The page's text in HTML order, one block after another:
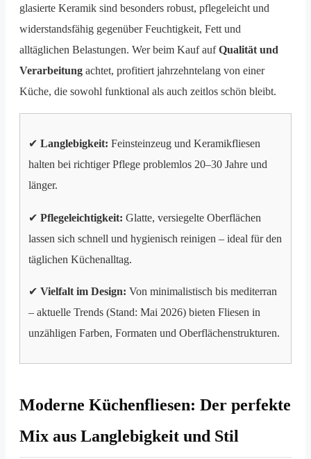
glasierte Keramik sind besonders robust, pflegeleicht und
widerstandsfähig gegenüber Feuchtigkeit, Fett und
alltäglichen Belastungen. Wer beim Kauf aufQualität und
Verarbeitung achtet, profitiert jahrzehntelang von einer
Küche, die sowohl funktional als auch zeitlos schön bleibt.
✔ Langlebigkeit: Feinsteinzeug und Keramikfliesen
halten bei richtiger Pflege problemlos 20–30 Jahre und
länger.
✔ Pflegeleichtigkeit: Glatte, versiegelte Oberflächen
lassen sich schnell und hygienisch reinigen – ideal für den
täglichen Küchenalltag.
✔ Vielfalt im Design: Von minimalistisch bis mediterran
– aktuelle Trends (Stand: Mai 2026) bieten Fliesen in
unzähligen Farben, Formaten und Oberflächenstrukturen.
Moderne Küchenfliesen: Der perfekte
Mix aus Langlebigkeit und Stil